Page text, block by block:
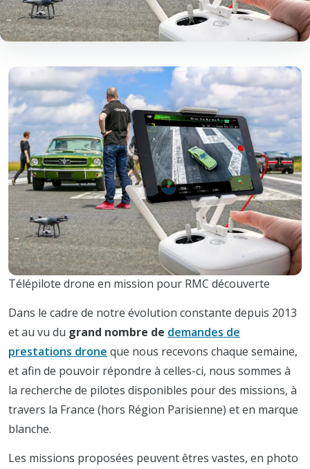
Télépilote drone en mission pour RMC découverte
Dans le cadre de notre évolution constante depuis 2013
et au vu du grand nombre de demandes de
prestations drone que nous recevons chaque semaine,
et afin de pouvoir répondre à celles-ci, nous sommes à
la recherche de pilotes disponibles pour des missions, à
travers la France (hors Région Parisienne) et en marque
blanche.
Les missions proposées peuvent êtres vastes, en photo